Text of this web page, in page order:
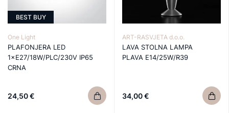
BEST BUY
One Light
PLAFONJERA LED
1×E27/18W/PLC/230V IP65
CRNA
24,50 €
ART-RASVJETA d.o.o.
LAVA STOLNA LAMPA
PLAVA E14/25W/R39
34,00 €